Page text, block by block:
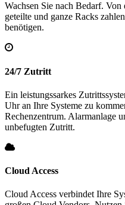
Wachsen Sie nach Bedarf.
geteilte und ganze Racks
benötigen.
24/7 Zutritt
Ein leistungssarkes
Uhr an Ihre Systeme zu
Rechenzentrum. Alarmanlage
unbefugten Zutritt.
Cloud Access
Cloud Access verbindet Ihre